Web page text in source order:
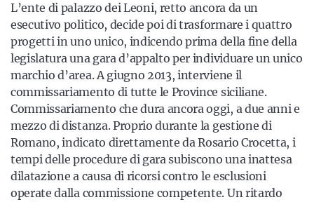
L’ente di palazzo dei Leoni, retto ancora da un
esecutivo politico, decide poi di trasformare i quattro
progetti in uno unico, indicendo prima della fine della
legislatura una gara d’appalto per individuare un unico
marchio d’area. A giugno 2013, interviene il
commissariamento di tutte le Province siciliane.
Commissariamento che dura ancora oggi, a due anni e
mezzo di distanza. Proprio durante la gestione di
Romano, indicato direttamente da Rosario Crocetta, i
tempi delle procedure di gara subiscono una inattesa
dilatazione a causa di ricorsi contro le esclusioni
operate dalla commissione competente. Un ritardo